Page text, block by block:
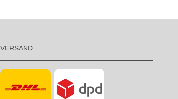
VERSAND